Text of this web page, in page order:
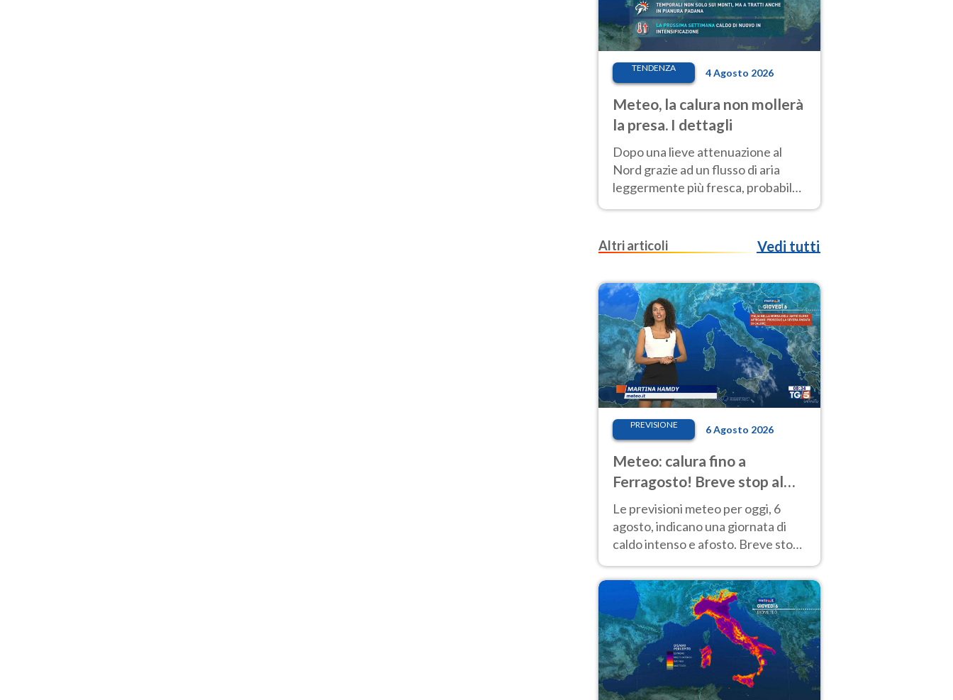
TENDENZA 4 Agosto 2026
Meteo, la calura non mollerà
la presa. I dettagli
Dopo una lieve attenuazione al
Nord grazie ad un flusso di aria
leggermente più fresca, probabile
nuovo rinforzo dell’anticiclone
Altri articoli
Vedi tutti
PREVISIONE 6 Agosto 2026
Meteo: calura fino a
Ferragosto! Breve stop al
Nord tra 7 e 9 agosto
Le previsioni meteo per oggi, 6
agosto, indicano una giornata di
caldo intenso e afosto. Breve stop
Nord.